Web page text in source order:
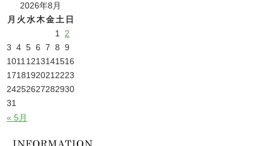
2026年8月
月 火 水木金土 日
1 2
3 4 5 6 7 8 9
10111213141516
17181920212223
24252627282930
31
« 5月